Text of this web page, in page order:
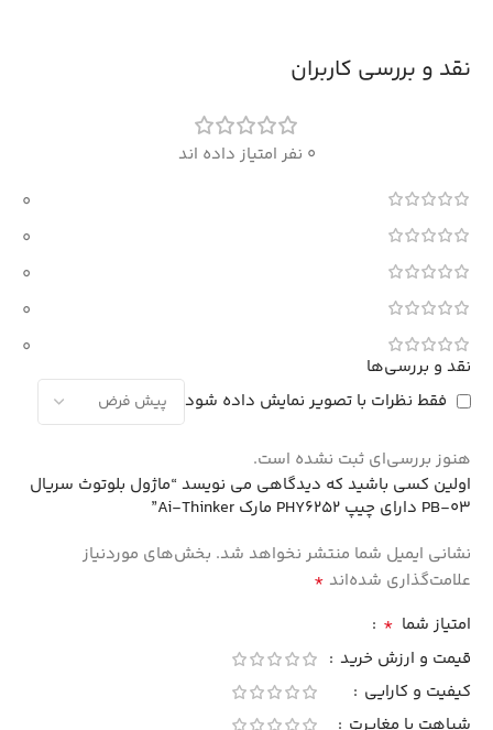
نقد و بررسی کاربران
0 نفر امتیاز داده اند
0
0
0
0
0
نقد و بررسی‌ها
فقط نظرات با تصویر نمایش داده شود
هنوز بررسی‌ای ثبت نشده است.
اولین کسی باشید که دیدگاهی می نویسد “ماژول بلوتوث سریال
PB‑03 دارای چیپ PHY6252 مارک Ai‑Thinker”
نشانی ایمیل شما منتشر نخواهد شد. بخش‌های موردنیاز
علامت‌گذاری شده‌اند *
امتیاز شما *
قیمت و ارزش خرید
کیفیت و کارایی